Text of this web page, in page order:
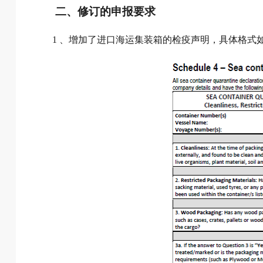
二、修订的申报要求
1 、增加了进口海运集装箱的检疫声明，具体格式